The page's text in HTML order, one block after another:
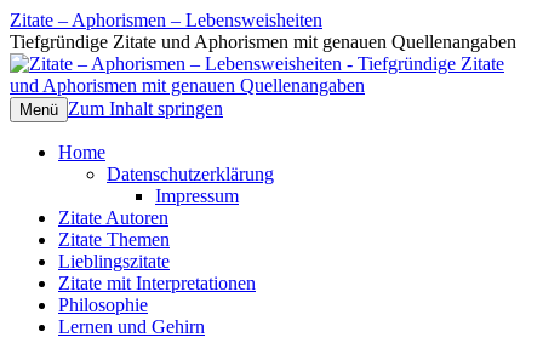
Zitate – Aphorismen – Lebensweisheiten
Tiefgründige Zitate und Aphorismen mit genauen Quellenangaben
Menü Zum Inhalt springen
Home
Datenschutzerklärung
Impressum
Zitate Autoren
Zitate Themen
Lieblingszitate
Zitate mit Interpretationen
Philosophie
Lernen und Gehirn